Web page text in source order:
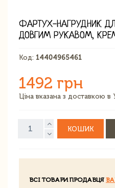
ФАРТУХ-НАГРУДНИК
ДОВГИМ РУКАВОМ,
Код: 14404965461
1492 грн
Ціна вказана з доставкою в
КОШИК
ВСІ ТОВАРИ ПРОДАВЦЯ